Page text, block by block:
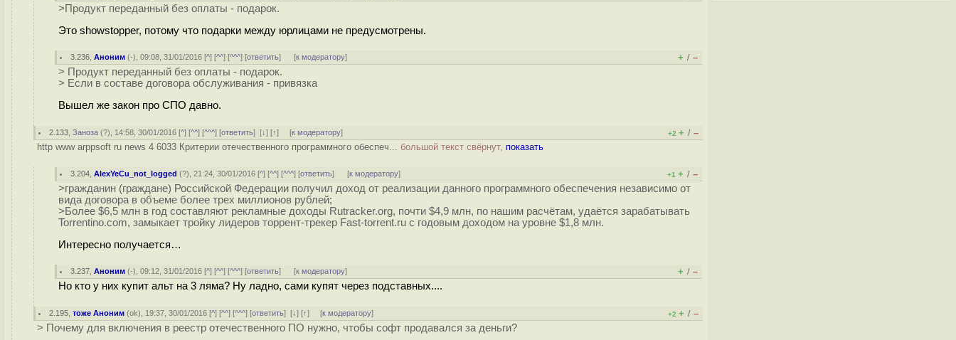
>Продукт переданный без оплаты - подарок.
Это showstopper, потому что подарки между юрлицами не предусмотрены.
3.236 ,Аноним (-), 09:08, 31/01/2016 [^] [^^] [^^^] [ответить] [к модератору] + / –
> Продукт переданный без оплаты - подарок.
> Если в составе договора обслуживания - привязка
Вышел же закон про СПО давно.
2.133 ,Заноза (?), 14:58, 30/01/2016 [^] [^^] [^^^] [ответить][↓] [↑] [к модератору] +2 + / –
http www arppsoft ru news 4 6033 Критерии отечественного программного обеспеч... большой текст свёрнут, показать
3.204 ,AlexYeCu_not_logged (?), 21:24, 30/01/2016 [^] [^^] [^^^] [ответить] [к модератору] +1 + / –
>гражданин (граждане) Российской Федерации получил доход от реализации данного программного обеспечения независимо от
вида договора в объеме более трех миллионов рублей;
>Более $6,5 млн в год составляют рекламные доходы Rutracker.org, почти $4,9 млн, по нашим расчётам, удаётся зарабатывать
Torrentino.com, замыкает тройку лидеров торрент-трекер Fast-torrent.ru с годовым доходом на уровне $1,8 млн.
Интересно получается…
3.237 ,Аноним (-), 09:12, 31/01/2016 [^] [^^] [^^^] [ответить] [к модератору] + / –
Но кто у них купит альт на 3 ляма? Ну ладно, сами купят через подставных....
2.195 ,тоже Аноним (ok), 19:37, 30/01/2016 [^] [^^] [^^^] [ответить][↓] [↑] [к модератору] +2 + / –
> Почему для включения в реестр отечественного ПО нужно, чтобы софт продавался за деньги?